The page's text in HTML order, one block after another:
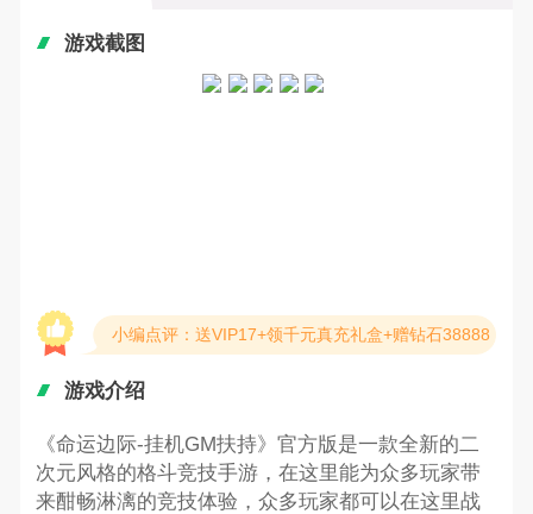
游戏截图
小编点评：送VIP17+领千元真充礼盒+赠钻石38888
游戏介绍
《命运边际-挂机GM扶持》官方版是一款全新的二
次元风格的格斗竞技手游，在这里能为众多玩家带
来酣畅淋漓的竞技体验，众多玩家都可以在这里战